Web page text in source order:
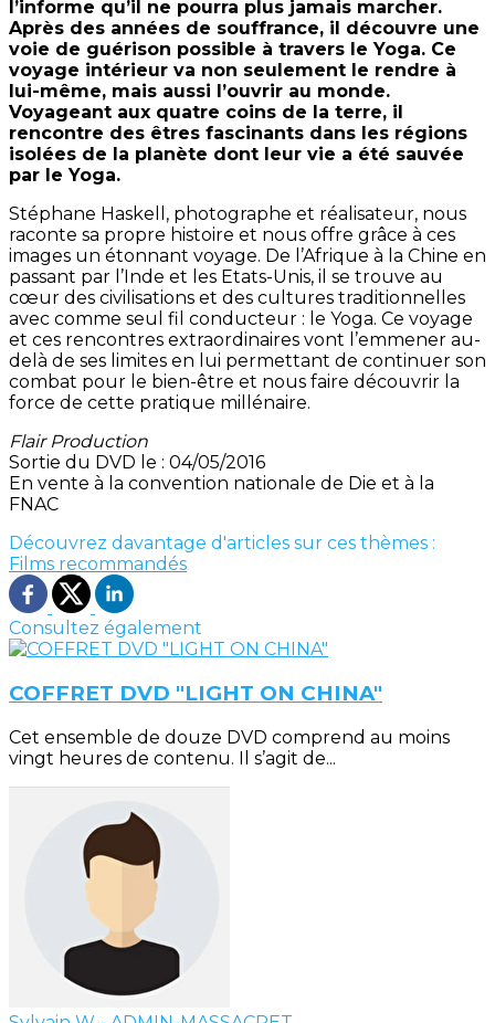
l’informe qu’il ne pourra plus jamais marcher.
Après des années de souffrance, il découvre une
voie de guérison possible à travers le Yoga. Ce
voyage intérieur va non seulement le rendre à
lui-même, mais aussi l’ouvrir au monde.
Voyageant aux quatre coins de la terre, il
rencontre des êtres fascinants dans les régions
isolées de la planète dont leur vie a été sauvée
par le Yoga.
Stéphane Haskell, photographe et réalisateur, nous
raconte sa propre histoire et nous offre grâce à ces
images un étonnant voyage. De l’Afrique à la Chine en
passant par l’Inde et les Etats-Unis, il se trouve au
cœur des civilisations et des cultures traditionnelles
avec comme seul fil conducteur : le Yoga. Ce voyage
et ces rencontres extraordinaires vont l’emmener au-
delà de ses limites en lui permettant de continuer son
combat pour le bien-être et nous faire découvrir la
force de cette pratique millénaire.
Flair Production
Sortie du DVD le : 04/05/2016
En vente à la convention nationale de Die et à la
FNAC
Découvrez davantage d'articles sur ces thèmes :
Films recommandés
Consultez également
COFFRET DVD "LIGHT ON CHINA"
Cet ensemble de douze DVD comprend au moins
vingt heures de contenu. Il s’agit de...